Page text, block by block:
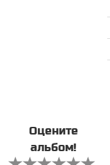
Оцените
альбом!